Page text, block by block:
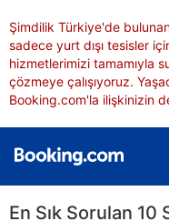
Şimdilik Türkiye'de
sadece yurt dışı tesisler
hizmetlerimizi tamamıyla
çözmeye çalışıyoruz.
Booking.com'la ilişkinizin
En Sık Sorulan 10